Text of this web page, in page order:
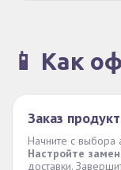
📱 Как
Заказ
Начните с выбора
Настройте
доставки.